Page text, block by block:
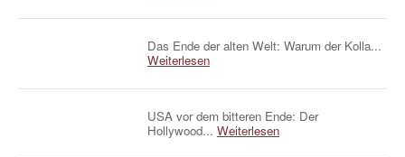
Das Ende der alten Welt: Warum der Kolla...
Weiterlesen
USA vor dem bitteren Ende: Der
Hollywood... Weiterlesen